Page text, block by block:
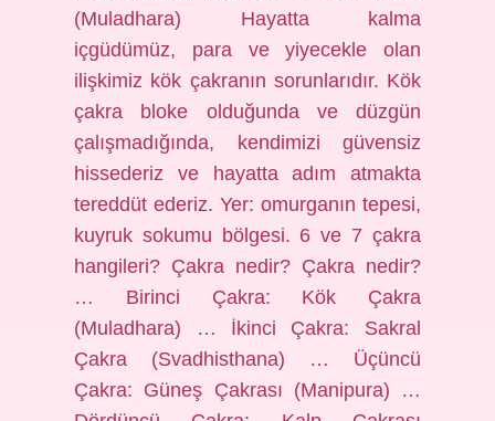
(Muladhara) Hayatta kalma
içgüdümüz, para ve yiyecekle olan
ilişkimiz kök çakranın sorunlarıdır. Kök
çakra bloke olduğunda ve düzgün
çalışmadığında, kendimizi güvensiz
hissederiz ve hayatta adım atmakta
tereddüt ederiz. Yer: omurganın tepesi,
kuyruk sokumu bölgesi. 6 ve 7 çakra
hangileri? Çakra nedir? Çakra nedir?
… Birinci Çakra: Kök Çakra
(Muladhara) … İkinci Çakra: Sakral
Çakra (Svadhisthana) … Üçüncü
Çakra: Güneş Çakrası (Manipura) …